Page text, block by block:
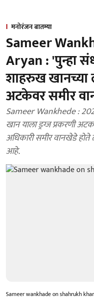
मनोरंजन बातम्या
Sameer
Aryan : 'पुन्हा
शाहरुख खानच्या
अटकेवर समीर
Sameer Wankhede :
खान याला ड्रग्ज प्रकरणी
अधिकारी समीर वानखेडे
आहे.
Sameer wankhade on shahrukh